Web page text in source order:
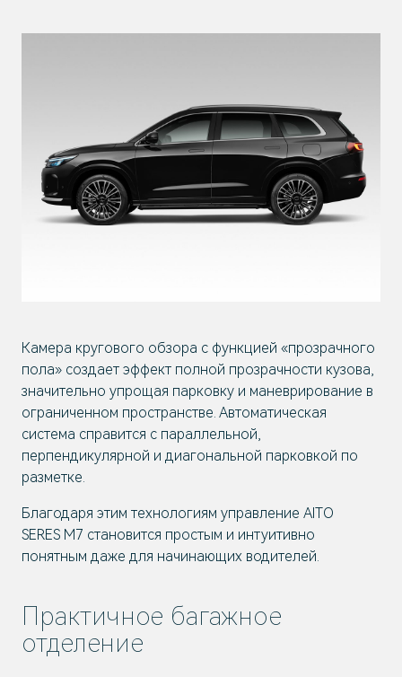
Камера кругового обзора с функцией «прозрачного
пола» создает эффект полной прозрачности кузова,
значительно упрощая парковку и маневрирование в
ограниченном пространстве. Автоматическая
система справится с параллельной,
перпендикулярной и диагональной парковкой по
разметке.
Благодаря этим технологиям управление AITO
SERES M7 становится простым и интуитивно
понятным даже для начинающих водителей.
Практичное багажное
отделение